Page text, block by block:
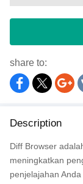
share to:
Description
Diff Browser
meningkatkan
penjelajahan